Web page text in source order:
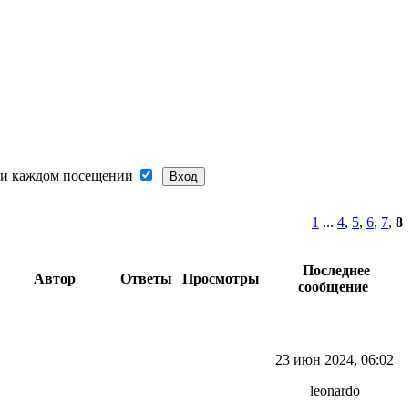
каждом посещении
1 ... 4, 5, 6, 7, 8
Автор Ответы Просмотры
Последнее
сообщение
23 июн 2024, 06:02
leonardo